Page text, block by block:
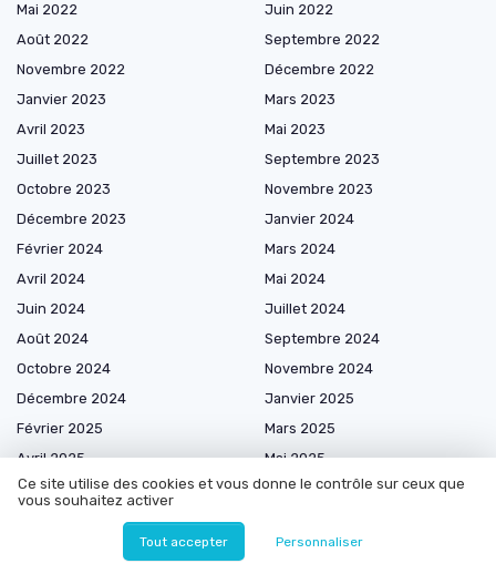
Mai 2022
Juin 2022
Août 2022
Septembre 2022
Novembre 2022
Décembre 2022
Janvier 2023
Mars 2023
Avril 2023
Mai 2023
Juillet 2023
Septembre 2023
Octobre 2023
Novembre 2023
Décembre 2023
Janvier 2024
Février 2024
Mars 2024
Avril 2024
Mai 2024
Juin 2024
Juillet 2024
Août 2024
Septembre 2024
Octobre 2024
Novembre 2024
Décembre 2024
Janvier 2025
Février 2025
Mars 2025
Avril 2025
Mai 2025
Juin 2025
Juillet 2025
Novembre 2025
Ce site utilise des cookies et vous donne le contrôle sur ceux que
vous souhaitez activer
Tout accepter Personnaliser